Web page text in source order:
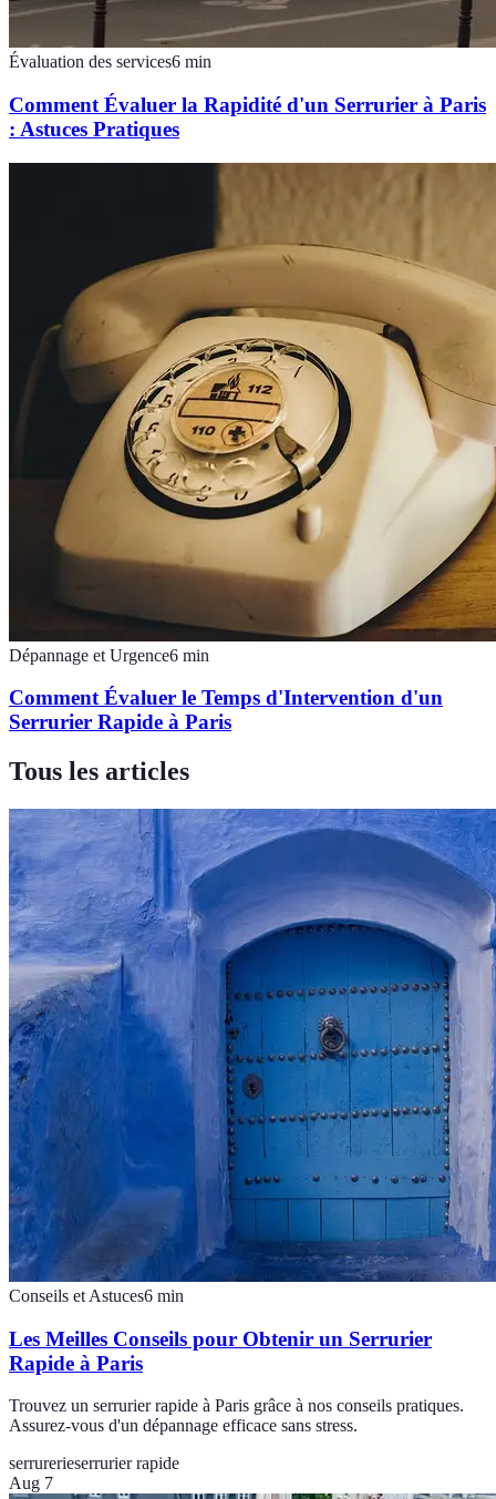
Évaluation des services6 min
Comment Évaluer la Rapidité d'un Serrurier à Paris
: Astuces Pratiques
Dépannage et Urgence6 min
Comment Évaluer le Temps d'Intervention d'un
Serrurier Rapide à Paris
Tous les articles
Conseils et Astuces6 min
Les Meilles Conseils pour Obtenir un Serrurier
Rapide à Paris
Trouvez un serrurier rapide à Paris grâce à nos conseils pratiques.
Assurez-vous d'un dépannage efficace sans stress.
serrurerieserrurier rapide
Aug 7